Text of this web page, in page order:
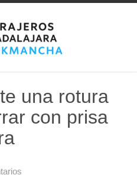
una rotura
con prisa